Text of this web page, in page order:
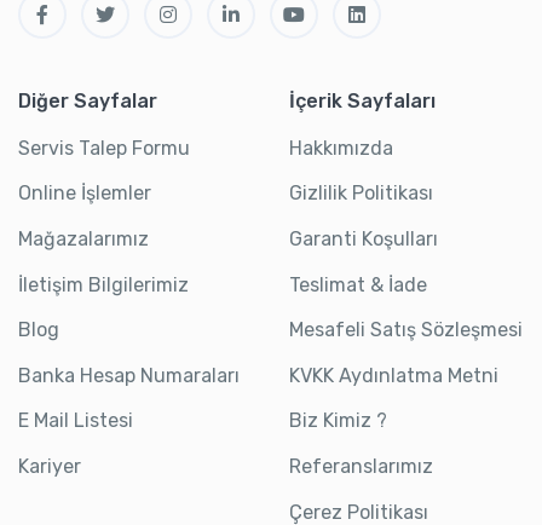
Diğer Sayfalar
Servis Talep Formu
Online İşlemler
Mağazalarımız
İletişim Bilgilerimiz
Blog
Banka Hesap Numaraları
E Mail Listesi
Kariyer
İçerik Sayfaları
Hakkımızda
Gizlilik Politikası
Garanti Koşulları
Teslimat & İade
Mesafeli Satış Sözleşmesi
KVKK Aydınlatma Metni
Biz Kimiz ?
Referanslarımız
Çerez Politikası